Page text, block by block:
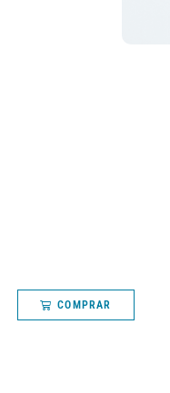
COMPRAR